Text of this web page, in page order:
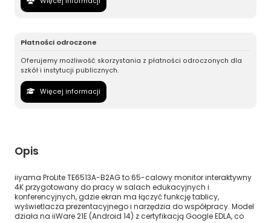
Płatności odroczone
Oferujemy możliwość skorzystania z płatności odroczonych dla
szkół i instytucji publicznych.
Więcej informacji
Opis
iiyama ProLite TE6513A-B2AG to 65-calowy monitor interaktywny
4K przygotowany do pracy w salach edukacyjnych i
konferencyjnych, gdzie ekran ma łączyć funkcję tablicy,
wyświetlacza prezentacyjnego i narzędzia do współpracy. Model
działa na iiWare 21E (Android 14) z certyfikacją Google EDLA, co